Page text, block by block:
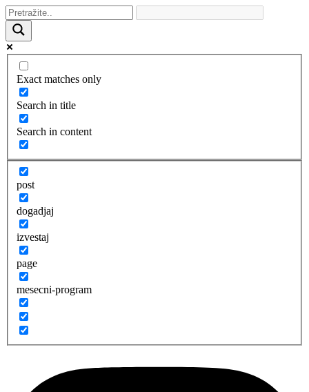
Exact matches only
Search in title
Search in content
post
dogadjaj
izvestaj
page
mesecni-program